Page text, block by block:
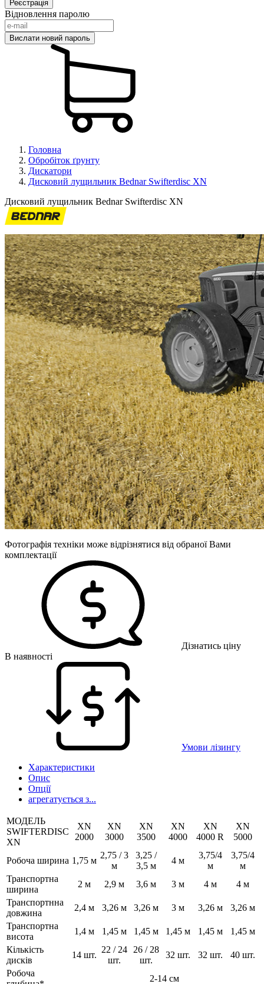
Відновлення паролю
Головна
Обробіток ґрунту
Дискатори
Дисковий лущильник Bednar Swifterdisc XN
Дисковий лущильник Bednar Swifterdisc XN
Фотографія техніки може відрізнятися від обраної Вами
комплектації
Дізнатись ціну
В наявності
Умови лізингу
Характеристики
Опис
Опції
агрегатується з...
МОДЕЛЬ
SWIFTERDISC
XN
XN
2000
XN
3000
XN
3500
XN
4000
XN
4000 R
XN
5000
Робоча ширина 1,75 м
2,75 / 3
м
3,25 /
3,5 м
4 м
3,75/4
м
3,75/4
м
Транспортна
ширина
2 м 2,9 м 3,6 м 3 м 4 м
4 м
Транспортнна
довжина
2,4 м 3,26 м 3,26 м 3 м 3,26 м
3,26 м
Транспортна
висота
1,4 м 1,45 м 1,45 м 1,45 м 1,45 м
1,45 м
Кількість
дисків
14 шт.
22 / 24
шт.
26 / 28
шт.
32 шт. 32 шт.
40 шт.
Робоча
2-14 см